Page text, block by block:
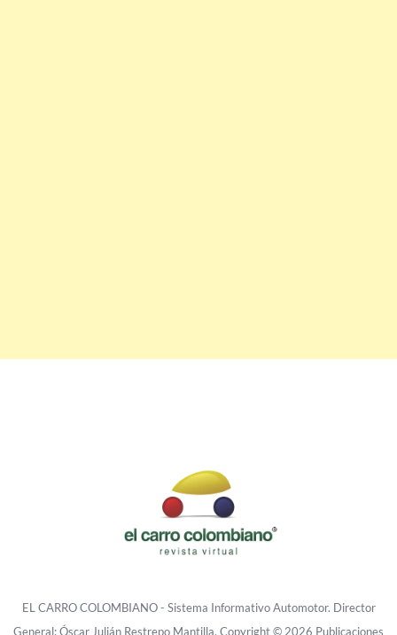
EL CARRO COLOMBIANO - Sistema Informativo Automotor. Director
General: Óscar Julián Restrepo Mantilla. Copyright © 2026 Publicaciones